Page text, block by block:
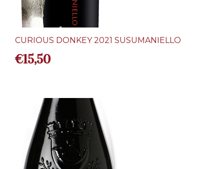
CURIOUS DONKEY 2021 SUSUMANIELLO
€15,50